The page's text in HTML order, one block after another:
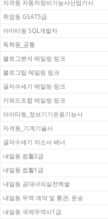
자격동 자동차정비기능사산업기사
취업동 GSAT5급
아이티동 SQL개발자
독학동_공통
블로그분석 메일링 링크
블로그팁 메일링 링크
글자수세기 메일링 링크
키워드조합 메일링 링크
아이티동_정보기기운용기능사
자격동_기계기술사
글자수세기 자소서 배너
내일동 컴활2급
내일동 컴활1급
내일동 공대녀의실전엑셀
내일동 무역 계약 및 통관, 운송
내일동 국제무역사1급